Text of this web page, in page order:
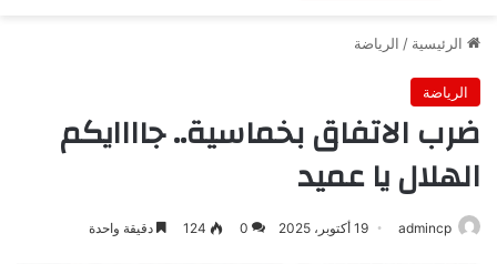
الرئيسية / الرياضة
الرياضة
ضرب الاتفاق بخماسية.. جاااايكم
الهلال يا عميد
admincp 19 أكتوبر، 2025 0
124 دقيقة واحدة